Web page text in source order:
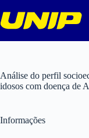
para
o
Análise do perfil
idosos com doença de
Informações